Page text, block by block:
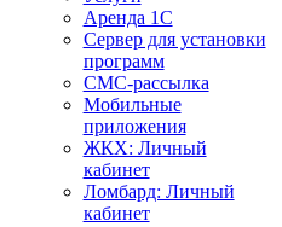
Аренда 1С
Сервер для установки
программ
СМС-рассылка
Мобильные
приложения
ЖКХ: Личный
кабинет
Ломбард: Личный
кабинет